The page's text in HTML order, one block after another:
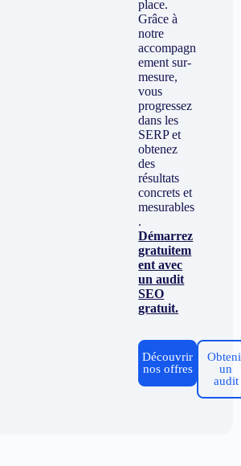
place.
Grâce à
notre
accompagn
ement sur-
mesure,
vous
progressez
dans les
SERP et
obtenez
des
résultats
concrets et
mesurables
.
Démarrez
gratuitem
ent avec
un audit
SEO
gratuit.
Découvrir
nos offres
un
audit